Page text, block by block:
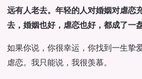
远有人老去。年轻的人对婚姻对虐恋
去，婚姻也好，虐恋也好，都成了一
如果你说，你很幸运，你找到一生挚
虐恋。我只能说，我很羡慕。